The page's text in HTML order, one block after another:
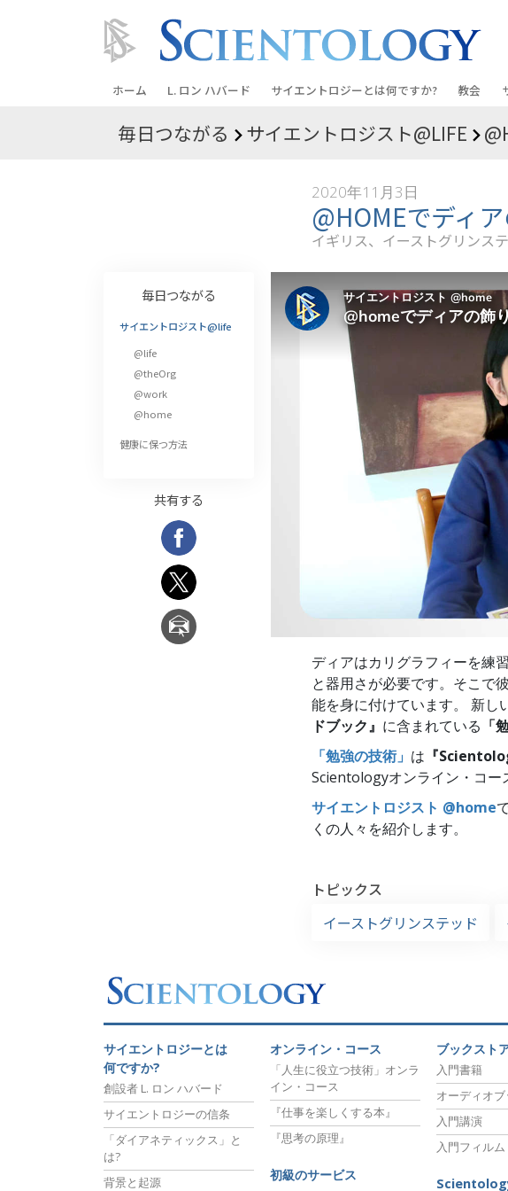
ホーム L. ロン ハバード サイエントロジーとは何ですか?
信条と実践
サイエントロジストたちが語るサイエ
ントロジー
サイエントロジストに会いましょう
教会の内部
サイエントロジーの基本原理
ダイアネティックスの紹介
偉大さとは何か?
教会
教会を探
オーガニ
フラッグ
フリーウ
サイエ
世界に
毎日つながる サイエントロジスト@LIFE
2020年11月3日
@HOMEでディ
イギリス、イーストグリンス
ディアはカリグラフィーを練
と器用さが必要です。そこで
能を身に付けています。 新し
ドブック』 に含まれている 「
「勉強の技術」 は 『
Scientologyオンライン・コー
サイエントロジスト @home
くの人々を紹介します。
トピックス
イーストグリンステッド
毎日つながる
サイエントロジスト@life
@life
@theOrg
@work
@home
健康に保つ方法
共有する
サイエントロジーとは
何ですか?
創設者 L. ロン ハバード
サイエントロジーの信条
「ダイアネティックス」と
は?
背景と起源
オンライン・コース
「人生に役立つ技術」オンラ
イン・コース
『仕事を楽しくする本』
『思考の原理』
初級のサービス
ブックスト
入門書籍
オーディオブ
入門講演
入門フィルム